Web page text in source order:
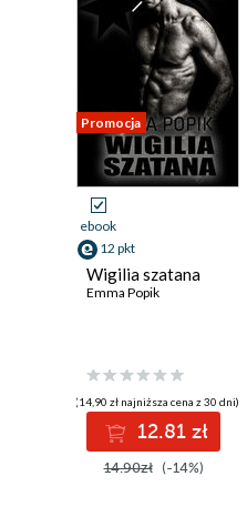
Promocja
ebook
12 pkt
Wigilia szatana
Emma Popik
(14,90 zł najniższa cena z 30 dni)
12.81 zł
14.90zł (-14%)